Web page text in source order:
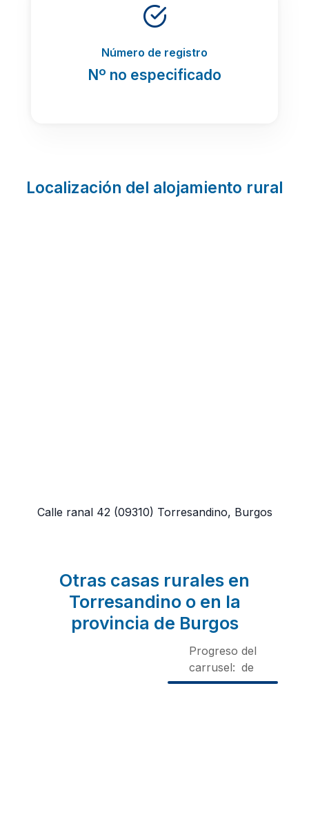
Número de registro
Nº no especificado
Localización del alojamiento rural
Calle ranal 42 (09310) Torresandino, Burgos
Otras casas rurales en
Torresandino o en la
provincia de Burgos
Progreso del
carrusel: de